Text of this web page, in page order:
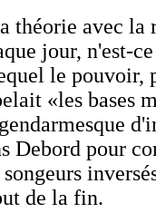
théorie avec la
jour, n'est-
le pouvoir,
«les bases
Debord pour
de la fin.